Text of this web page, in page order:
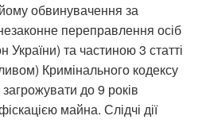
обвинувачення за
переправлення осіб
та частиною 3 статті
Кримінального кодексу
до 9 років
майна. Слідчі дії